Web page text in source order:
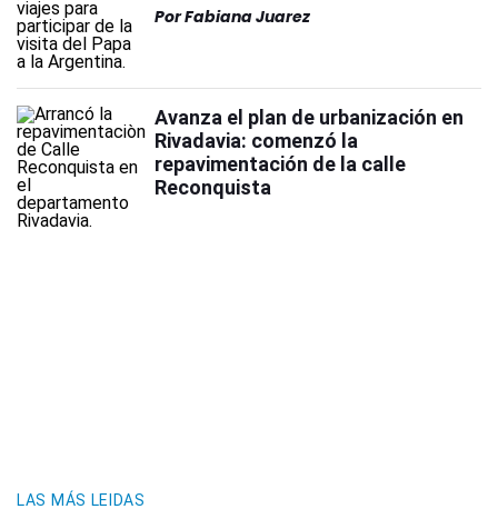
PorFabiana Juarez
Avanza el plan de urbanización en
Rivadavia: comenzó la
repavimentación de la calle
Reconquista
LAS MÁS LEIDAS